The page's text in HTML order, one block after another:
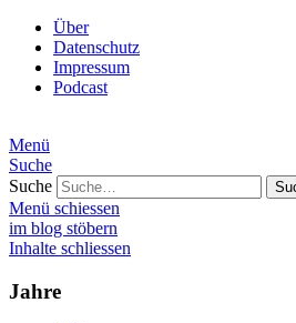
Über
Datenschutz
Impressum
Podcast
Menü
Suche
Suche
Menü schiessen
im blog stöbern
Inhalte schliessen
Jahre